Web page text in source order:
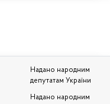
Надано народним
депутатам України
Надано народним